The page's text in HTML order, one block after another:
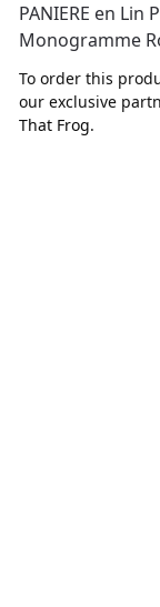
PANIERE en Lin
Monogramme
To order this
our exclusive
That Frog.